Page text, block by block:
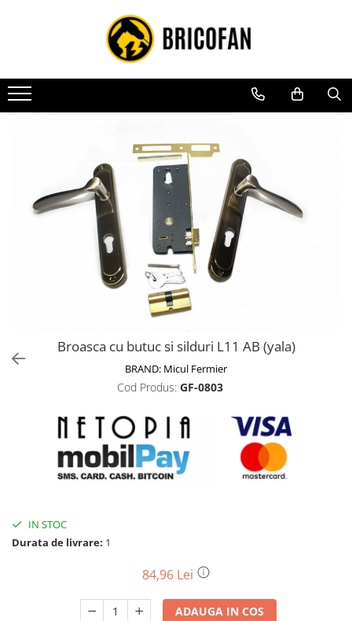
Toate Produsele
Vehicule electrice
Atv
Masini electrice
Motocross
Piese de schimb vehicule electrice
Scutere electrice
Scutere pe benzina
Tricicluri cargo fara permis
Trotinete electrice
Biciclete, trotinete, triciclete
Triciclete
Motoburghie si accesorii
Drujbe, fierastraie electrice
Broasca cu butuc si silduri L11 AB (yala)
BRAND: Micul Fermier
Cod Produs: GF-0803
IN STOC
Durata de livrare: 1
84,96 Lei
ADAUGA IN COS